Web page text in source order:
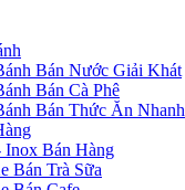
Bán Nước Giải Khát
Bán Cà Phê
Bán Thức Ăn Nhanh
Inox Bán Hàng
Bán Trà Sữa